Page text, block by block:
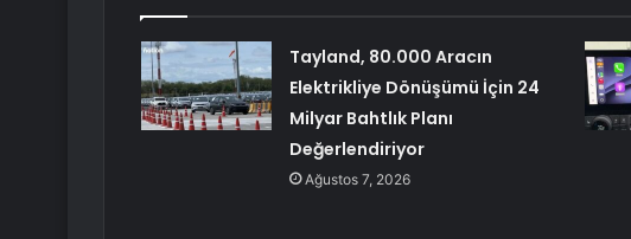
Tayland, 80.000 Aracın
Elektrikliye Dönüşümü İçin 24
Milyar Bahtlık Planı
Değerlendiriyor
Ağustos 7, 2026